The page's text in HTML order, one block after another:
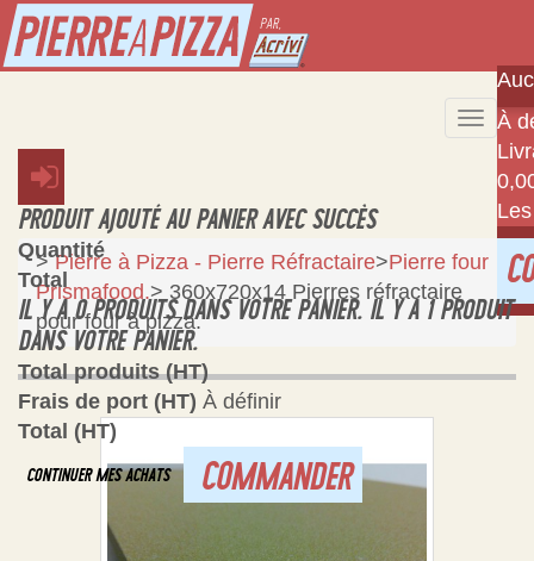
Toggle
À
PRODUIT AJOUTÉ AU PANIER AVEC SUCCÈS
Quantité
Total
IL Y A0PRODUITS DANS VOTRE PANIER. IL Y A 1 PRODUIT
DANS VOTRE PANIER.
Total produits (HT)
Frais de port (HT) À définir
Total (HT)
CONTINUER MES ACHATS COMMANDER
> Pierre à Pizza - Pierre Réfractaire>Pierre four
Prismafood.> 360x720x14 Pierres réfractaire
pour four à pizza.